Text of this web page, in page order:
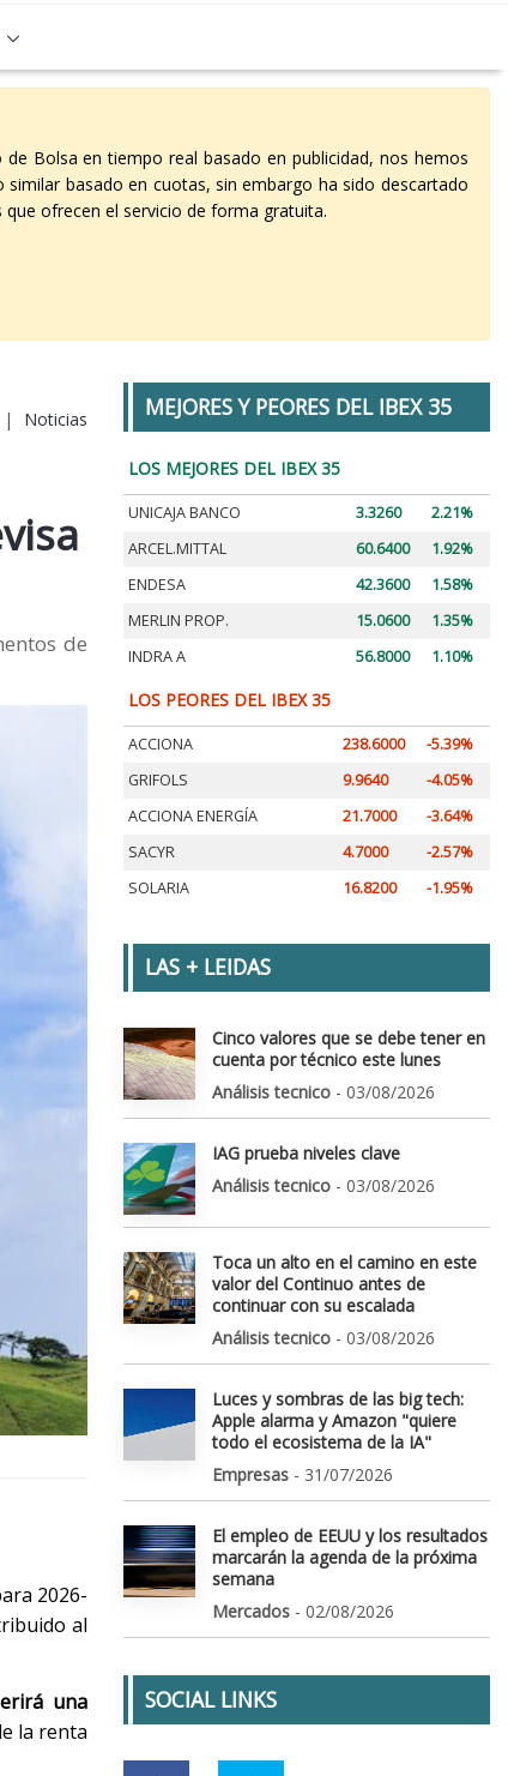
Bolsa en tiempo real basado en publicidad, nos hemos
basado en cuotas, sin embargo ha sido descartado
ofrecen el servicio de forma gratuita.
| Noticias
de
2026-
al
una
la renta
MEJORES Y PEORES DEL IBEX 35
LOS MEJORES DEL IBEX 35
UNICAJA BANCO 3.3260
2.21%
ARCEL.MITTAL
60.6400
1.92%
ENDESA
42.3600
1.58%
MERLIN PROP.
15.0600
1.35%
INDRA A
56.8000 1.10%
LOS PEORES DEL IBEX 35
ACCIONA 238.6000
-5.39%
GRIFOLS
9.9640
-4.05%
ACCIONA ENERGÍA
21.7000
-3.64%
SACYR
4.7000
-2.57%
SOLARIA
16.8200 -1.95%
LAS + LEIDAS
Cinco valores que se debe tener en
cuenta por técnico este lunes
Análisis tecnico - 03/08/2026
IAG prueba niveles clave
Análisis tecnico - 03/08/2026
Toca un alto en el camino en este
valor del Continuo antes de
continuar con su escalada
Análisis tecnico - 03/08/2026
Luces y sombras de las big tech:
Apple alarma y Amazon "quiere
todo el ecosistema de la IA"
Empresas - 31/07/2026
El empleo de EEUU y los resultados
marcarán la agenda de la próxima
semana
Mercados - 02/08/2026
SOCIAL LINKS